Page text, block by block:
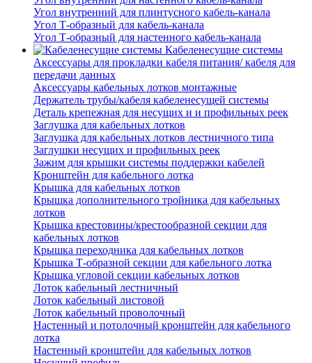
Угол внутренний для плинтусного кабель-канала
Угол Т-образный для кабель-канала
Угол Т-образный для настенного кабель-канала
Кабеленесущие системы
Аксессуары для прокладки кабеля питания/ кабеля для
передачи данных
Аксессуары кабельных лотков монтажные
Держатель трубы/кабеля кабеленесущей системы
Деталь крепежная для несущих и и профильных реек
Заглушка для кабельных лотков
Заглушка для кабельных лотков лестничного типа
Заглушки несущих и профильных реек
Зажим для крышки системы поддержки кабелей
Кронштейн для кабельного лотка
Крышка для кабельных лотков
Крышка дополнительного тройника для кабельных
лотков
Крышка крестовины/крестообразной секции для
кабельных лотков
Крышка переходника для кабельных лотков
Крышка Т-образной секции для кабельного лотка
Крышка угловой секции кабельных лотков
Лоток кабельный лестничный
Лоток кабельный листовой
Лоток кабельный проволочный
Настенный и потолочный кронштейн для кабельного
лотка
Настенный кронштейн для кабельных лотков